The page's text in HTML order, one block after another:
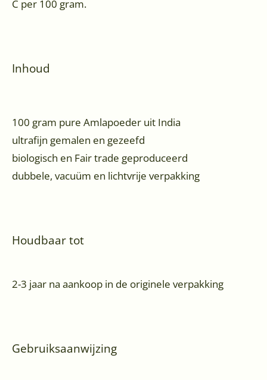
C per 100 gram.
Inhoud
100 gram pure Amlapoeder uit India
ultrafijn gemalen en gezeefd
biologisch en Fair trade geproduceerd
dubbele, vacuüm en lichtvrije verpakking
Houdbaar tot
2-3 jaar na aankoop in de originele verpakking
Gebruiksaanwijzing